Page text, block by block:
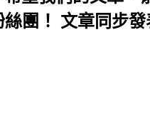
絲團！ 文章同步